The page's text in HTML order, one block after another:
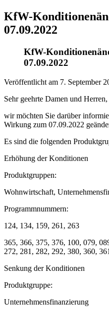
KfW-
07.09.2022
KfW-
07.09.2022
Veröffentlicht am 7. September
Sehr geehrte Damen und Herren,
wir möchten Sie darüber
Wirkung zum 07.09.2022
Es sind die folgenden
Erhöhung der Konditionen
Produktgruppen:
Wohnwirtschaft,
Programmnummern:
124, 134, 159, 261, 263
365, 366, 375, 376, 100, 079,
272, 281, 282, 292, 380, 360,
Senkung der Konditionen
Produktgruppe:
Unternehmensfinanzierung